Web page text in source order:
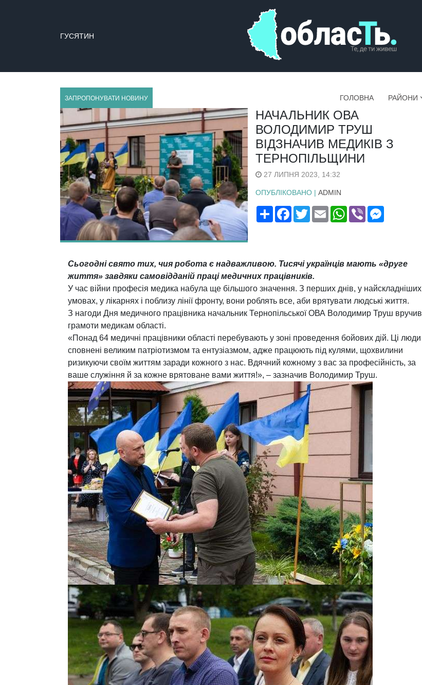
ЗАЛІЩИКИ
ЗАПРОПОНУВАТИ НОВИНУ ГОЛОВНА РАЙОНИ
НАЧАЛЬНИК ОВА
ВОЛОДИМИР ТРУШ
ВІДЗНАЧИВ МЕДИКІВ З
ТЕРНОПІЛЬЩИНИ
27 ЛИПНЯ 2023, 14:32
ОПУБЛІКОВАНО | ADMIN
ПоширитиFacebook
TwitterEmail WhatsApp
Viber
Сьогодні свято тих, чия робота є надважливою. Тисячі українців мають «друге
життя» завдяки самовідданій праці медичних працівників.
У час війни професія медика набула ще більшого значення. З перших днів, у найскладніших
умовах, у лікарнях і поблизу лінії фронту, вони роблять все, аби врятувати людські життя.
З нагоди Дня медичного працівника начальник Тернопільської ОВА Володимир Труш вручив
грамоти медикам області.
«Понад 64 медичні працівники області перебувають у зоні проведення бойових дій. Ці люди
сповнені великим патріотизмом та ентузіазмом, адже працюють під кулями, щохвилини
ризикуючи своїм життям заради кожного з нас. Вдячний кожному з вас за професійність, за
ваше служіння й за кожне врятоване вами життя!», – зазначив Володимир Труш.